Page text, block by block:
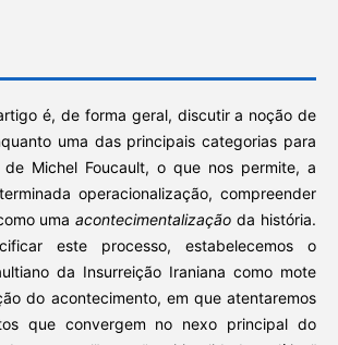
é, de forma geral, discutir a noção de
uma das principais categorias para
Michel Foucault, o que nos permite, a
operacionalização, compreender
umaacontecimentalização da história.
este processo, estabelecemos o
da Insurreição Iraniana como mote
do acontecimento, em que atentaremos
que convergem no nexo principal do